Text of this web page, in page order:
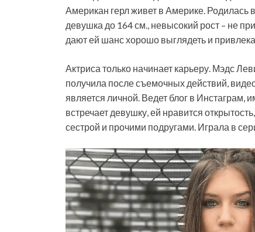
Американ герл живет в Америке. Родилась
девушка до 164 см., невысокий рост – не
дают ей шанс хорошо выглядеть и
Актриса только начинает карьеру. Мэдс
получила после съемочных действий,
является личной. Ведет блог в Инстаграм,
встречает девушку, ей нравится
сестрой и прочими подругами. Играла в